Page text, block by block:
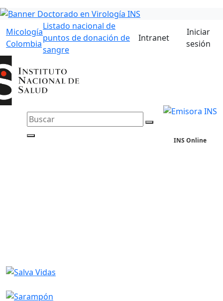
Micología
Colombia
Listado nacional de
puntos de donación de
sangre
Intranet
Iniciar
sesión
INS Online